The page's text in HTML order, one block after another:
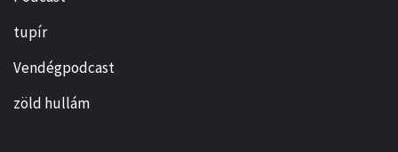
tupír
Vendégpodcast
zöld hullám